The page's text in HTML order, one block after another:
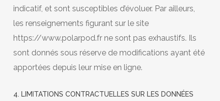
indicatif, et sont susceptibles d’évoluer. Par ailleurs,
les renseignements figurant sur le site
https://www.polarpod.fr ne sont pas exhaustifs. Ils
sont donnés sous réserve de modifications ayant été
apportées depuis leur mise en ligne.
4. LIMITATIONS CONTRACTUELLES SUR LES DONNÉES